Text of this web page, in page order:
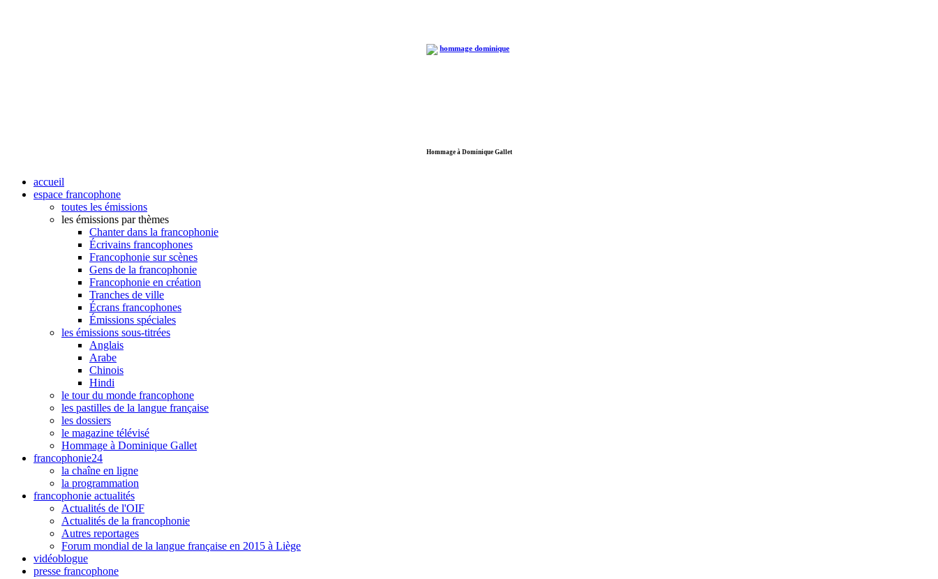
Hommage à Dominique Gallet
accueil
espace francophone
toutes les émissions
les émissions par thèmes
Chanter dans la francophonie
Écrivains francophones
Francophonie sur scènes
Gens de la francophonie
Francophonie en création
Tranches de ville
Écrans francophones
Émissions spéciales
les émissions sous-titrées
Anglais
Arabe
Chinois
Hindi
le tour du monde francophone
les pastilles de la langue française
les dossiers
le magazine télévisé
Hommage à Dominique Gallet
francophonie24
la chaîne en ligne
la programmation
francophonie actualités
Actualités de l'OIF
Actualités de la francophonie
Autres reportages
Forum mondial de la langue française en 2015 à Liège
vidéoblogue
presse francophone